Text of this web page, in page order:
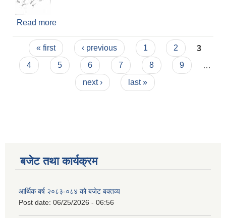
Read more
Pages
« first ‹ previous 1 2
3
4
5 6 7 8 9
next ›
last »
बजेट तथा कार्यक्रम
आर्थिक बर्ष २०८३-०८४ को बजेट बक्तव्य
Post date: 06/25/2026 - 06:56